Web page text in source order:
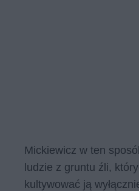
Mickiewicz w ten
ludzie z gruntu źli,
kultywować ją